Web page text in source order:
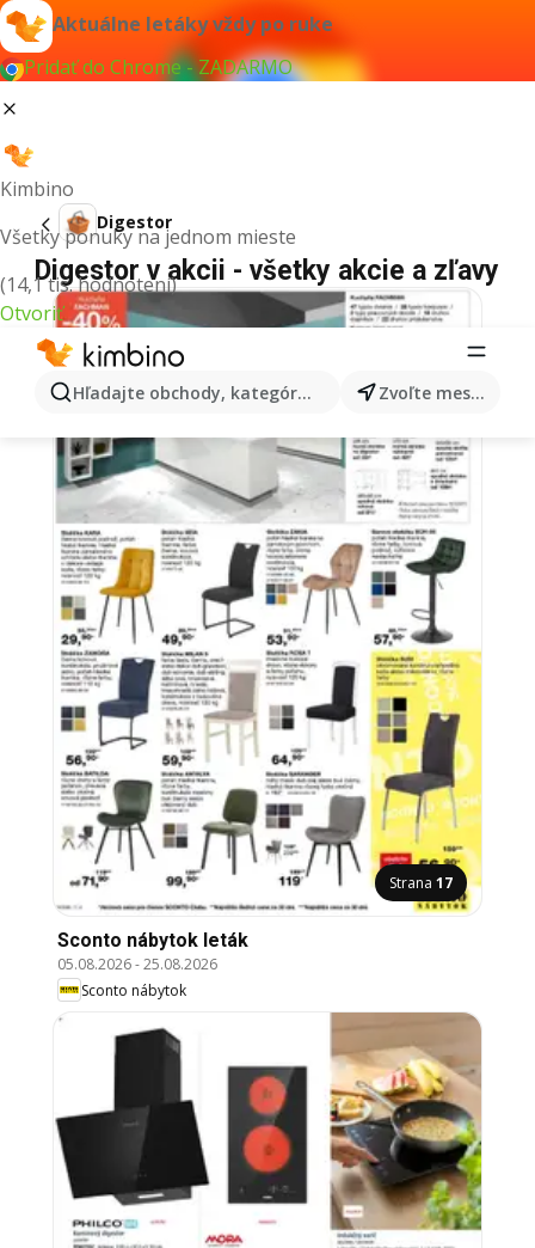
Aktuálne letáky vždy po ruke
Pridať do Chrome - ZADARMO
Kimbino
Všetky ponuky na jednom mieste
(14,1 tis. hodnotení)
Otvoriť
Hľadajte obchody, kategórie, produkty... Zvoľte mesto
Digestor
Digestor v akcii - všetky akcie a zľavy
Strana 17
Sconto nábytok leták
05.08.2026-25.08.2026
Sconto nábytok